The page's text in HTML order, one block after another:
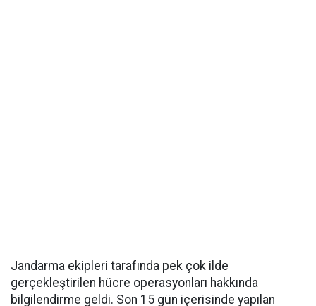
Jandarma ekipleri tarafında pek çok ilde
gerçekleştirilen hücre operasyonları hakkında
bilgilendirme geldi. Son 15 gün içerisinde yapılan